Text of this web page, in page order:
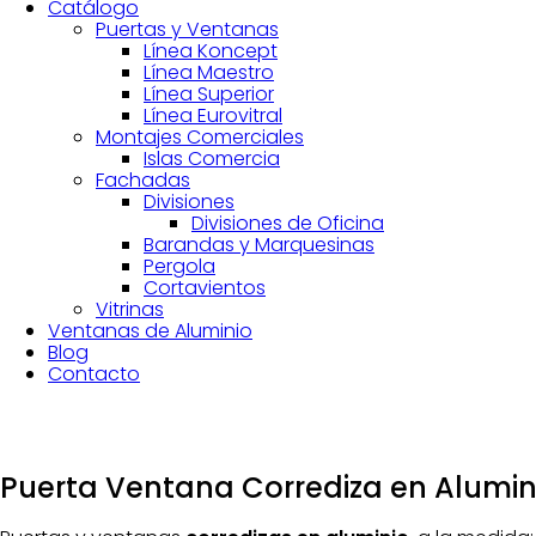
Catálogo
Puertas y Ventanas
Línea Koncept
Línea Maestro
Línea Superior
Línea Eurovitral
Montajes Comerciales
Islas Comercia
Fachadas
Divisiones
Divisiones de Oficina
Barandas y Marquesinas
Pergola
Cortavientos
Vitrinas
Ventanas de Aluminio
Blog
Contacto
Puerta Ventana Corrediza en